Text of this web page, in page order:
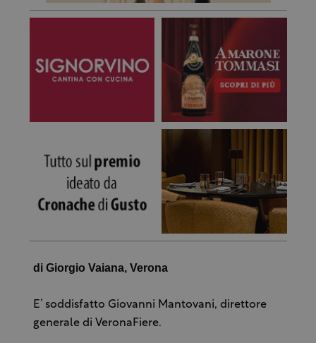
di Giorgio Vaiana, Verona
E’ soddisfatto Giovanni Mantovani, direttore
generale di VeronaFiere.